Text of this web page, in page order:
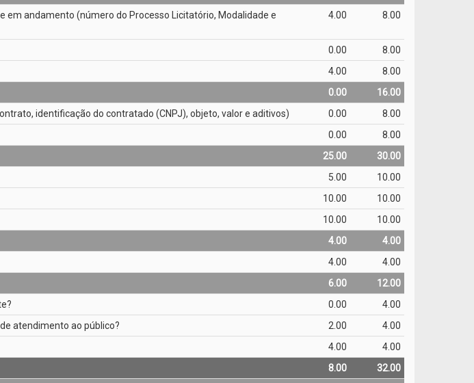
andamento (número do Processo Licitatório, Modalidade e
4.00 8.00
0.00
8.00
4.00
8.00
0.00
16.00
identificação do contratado (CNPJ), objeto, valor e aditivos)
0.00
8.00
0.00
8.00
25.00
30.00
5.00
10.00
10.00
10.00
10.00
10.00
4.00
4.00
4.00
4.00
6.00
12.00
0.00
4.00
atendimento ao público?
2.00
4.00
4.00
4.00
8.00
32.00